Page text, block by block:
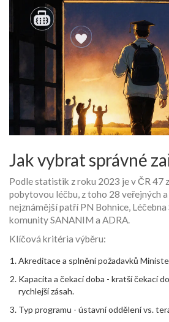
Jak vybrat správné
Podle statistik z roku 2023 je v ČR 47
pobytovou léčbu, z toho 28 veřejných
nejznámější patříPN Bohnice,
komunity SANANIM a ADRA.
Klíčová kritéria výběru:
Akreditace a splnění požadavků
Kapacita a čekací doba - kratší čekací
rychlejší zásah.
Typ programu - ústavní oddělení vs.